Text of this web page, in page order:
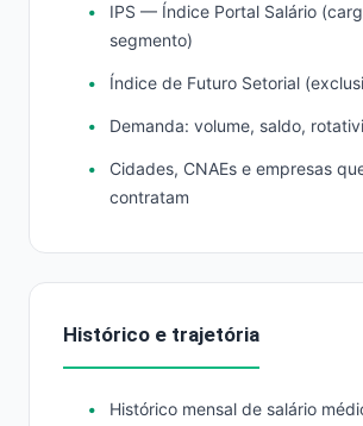
IPS — Índice Portal Salário
segmento)
Índice de Futuro Setorial
Demanda: volume, saldo,
Cidades, CNAEs e empresas
contratam
Histórico e trajetória
Histórico mensal de salário